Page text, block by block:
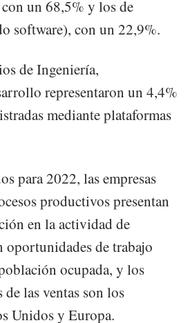
un 68,5% y los de
software), con un 22,9%.
de Ingeniería,
representaron un 4,4%
mediante plataformas
para 2022, las empresas
productivos presentan
en la actividad de
oportunidades de trabajo
ocupada, y los
las ventas son los
Unidos y Europa.